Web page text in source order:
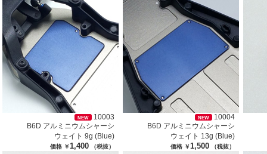
NEW
10003
B6D アルミニウムシャーシ
ウェイト 9g (Blue)
価格 ￥1,400 （税抜）
NEW
10004
B6D アルミニウムシャーシ
ウェイト 13g (Blue)
価格 ￥1,500 （税抜）